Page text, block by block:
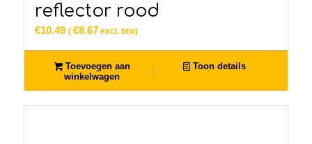
reflector rood
€10.49 ( €8.67excl. btw)
Toevoegen aan
winkelwagen
Toon details